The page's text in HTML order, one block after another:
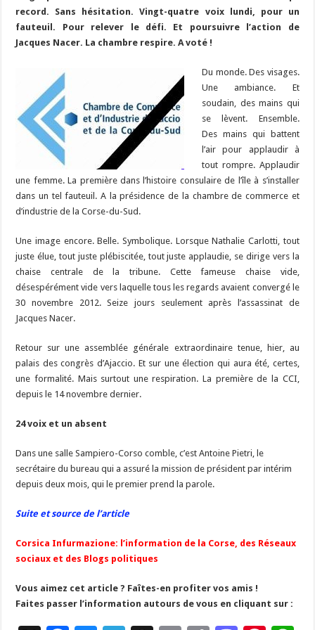
o
o
a
m
c
h
Li
n
k
o
t
p
m
bl
r
d
di
t
ai
l
ta
g
er
record. Sans hésitation. Vingt-quatre voix lundi, pour un
fauteuil. Pour relever le défi. Et poursuivre l’action de
Jacques Nacer. La chambre respire. A voté !
Du monde. Des visages.
Une ambiance. Et
soudain, des mains qui
se lèvent. Ensemble.
Des mains qui battent
l’air pour applaudir à
tout rompre. Applaudir
une femme. La première dans l’histoire consulaire de l’île à s’installer
dans un tel fauteuil. A la présidence de la chambre de commerce et
d’industrie de la Corse-du-Sud.
Une image encore. Belle. Symbolique. Lorsque Nathalie Carlotti, tout
juste élue, tout juste plébiscitée, tout juste applaudie, se dirige vers la
chaise centrale de la tribune. Cette fameuse chaise vide,
désespérément vide vers laquelle tous les regards avaient convergé le
30 novembre 2012. Seize jours seulement après l’assassinat de
Jacques Nacer.
Retour sur une assemblée générale extraordinaire tenue, hier, au
palais des congrès d’Ajaccio. Et sur une élection qui aura été, certes,
une formalité. Mais surtout une respiration. La première de la CCI,
depuis le 14 novembre dernier.
24 voix et un absent
Dans une salle Sampiero-Corso comble, c’est Antoine Pietri, le
secrétaire du bureau qui a assuré la mission de président par intérim
depuis deux mois, qui le premier prend la parole.
Suite et source de l’article
Corsica Infurmazione: l’information de la Corse, des Réseaux
sociaux et des Blogs politiques
Vous aimez cet article ? Faîtes-en profiter vos amis !
Faites passer l’information autours de vous en cliquant sur :